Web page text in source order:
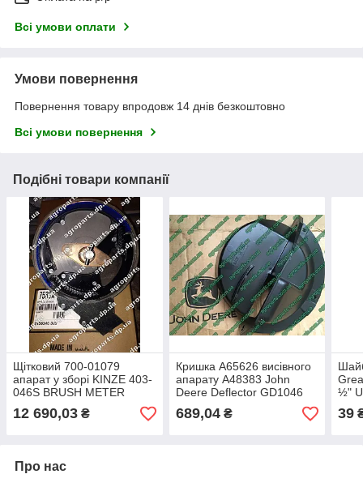
Всі умови оплати
Умови повернення
Повернення товару впродовж 14 днів безкоштовно
Всі умови повернення
Подібні товари компанії
Щітковий 700-01079
апарат у зборі KINZE 403-
046S BRUSH METER
ASSY AA48999 John Deere
висівний AA45061
12 690,03 ₴
Кришка A65626 висівного
апарату A48383 John
Deere Deflector GD1046
Kinze BAFFLE А65626
689,04₴
½"
39
Про нас